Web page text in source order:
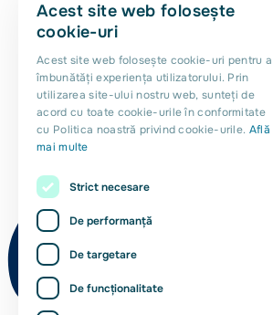
DUTCH
PORTUGUESE
POLISH
Acest site web folosește
cookie-uri
Acest site web folosește cookie-uri pentru a
îmbunătăți experiența utilizatorului. Prin
utilizarea site-ului nostru web, sunteți de
acord cu toate cookie-urile în conformitate
cu Politica noastră privind cookie-urile. Află
mai multe
Strict necesare
De performanță
De targetare
De funcţionalitate